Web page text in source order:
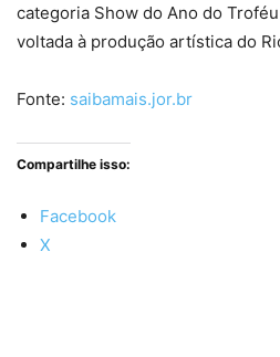
categoria Show do Ano do
voltada à produção artística do
Fonte: saibamais.jor.br
Compartilhe isso:
Facebook
X